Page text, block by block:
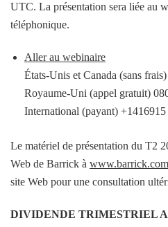
UTC. La présentation sera liée au
téléphonique.
Aller au webinaire
États-Unis et Canada (sans
Royaume-Uni (appel gratuit)
International (payant)
Le matériel de présentation du T2
Web de Barrick à www.barrick.com
site Web pour une consultation
DIVIDENDE TRIMESTRIEL